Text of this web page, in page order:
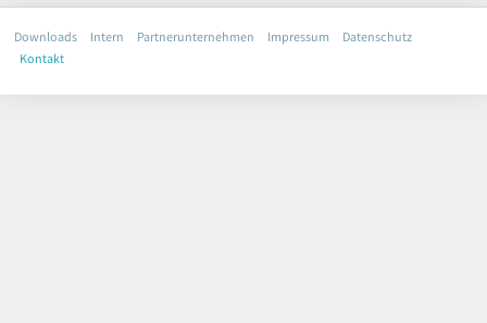
Downloads Intern Partnerunternehmen Impressum
Datenschutz
Kontakt